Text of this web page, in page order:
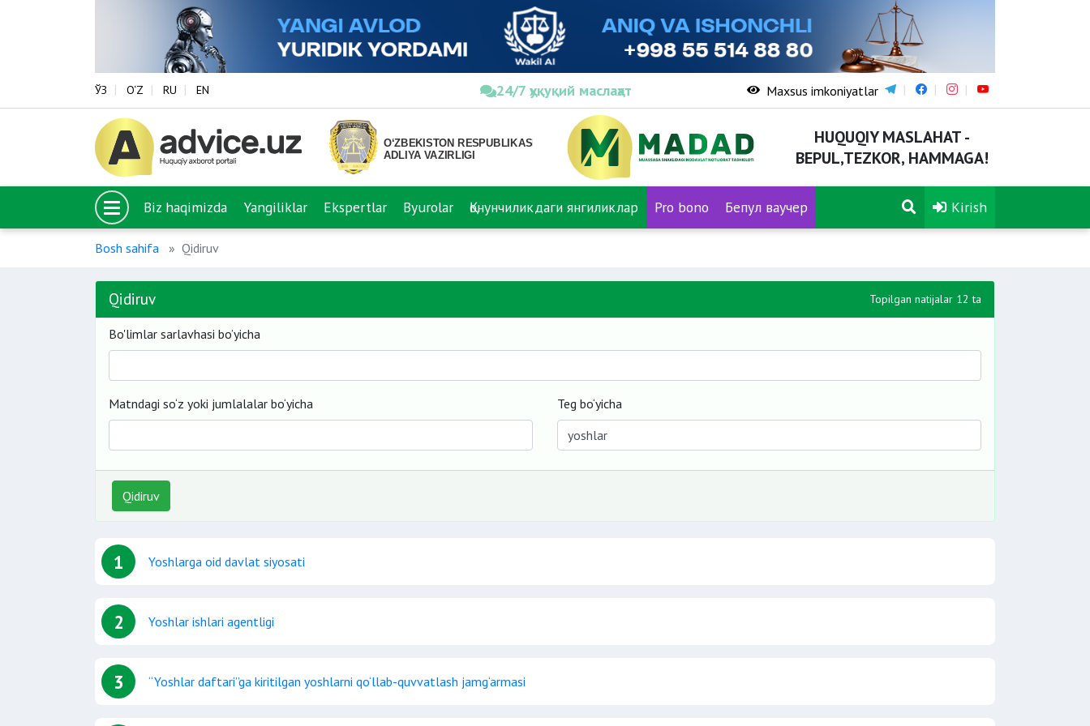
ЎЗ O‘Z RU EN 24/7 ҳуқуқий маслаҳат Maxsus imkoniyatlar
HUQUQIY MASLAHAT -
BEPUL,TEZKOR, HAMMAGA!
Biz haqimizda Yangiliklar Ekspertlar Byurolar Қонунчиликдаги янгиликлар Pro bono Бепул ваучер Kirish
Bosh sahifa Qidiruv
Qidiruv Topilgan natijalar 12 ta
Bo'limlar sarlavhasi bo’yicha
Matndagi so‘z yoki jumlalalar bo‘yicha Teg bo‘yicha
Qidiruv
1 Yoshlarga oid davlat siyosati
2 Yoshlar ishlari agentligi
3 “Yoshlar daftari”ga kiritilgan yoshlarni qo‘llab-quvvatlash jamg‘armasi